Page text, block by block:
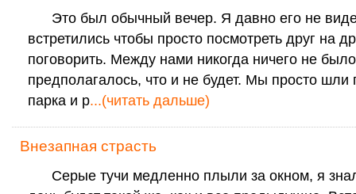
Это был обычный вечер. Я давно его не
встретились чтобы просто посмотреть друг на
поговорить. Между нами никогда ничего не
предполагалось, что и не будет. Мы просто шли
парка и р...(читать дальше)
Внезапная страсть
Серые тучи медленно плыли за окном, я